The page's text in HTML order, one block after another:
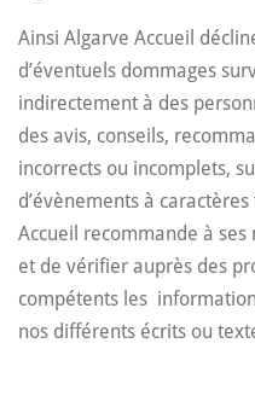
Ainsi Algarve Accueil
d’éventuels dommages
indirectement à des
des avis, conseils,
incorrects ou incomplets,
d’évènements à
Accueil recommande à ses
et de vérifier auprès des
compétents les
nos différents écrits ou